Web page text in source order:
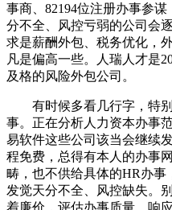
事商、82194位注册办事参
分不全、风控亏弱的公司会
求是薪酬外包、税务优化，
凡是偏高一些。人瑞人才是
及格的风险外包公司。
有时候多看几行字，特别
事。正在分析人力资本办事
易软件这些公司该当会继续
程免费，总得有本人的办事
畴，也不供给具体的HR办
发觉天分不全、风控缺失。